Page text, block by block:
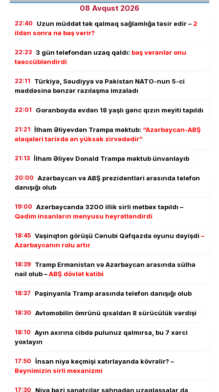
08 Avqust 2026
22:40 Uzun müddət tək qalmaq sağlamlığa təsir edir – 2
ildən sonra nə baş verir?
22:23 3 gün telefondan uzaq qaldı: baş verənlər onu
təəccübləndirdi
22:11
Türkiyə, Səudiyyə və Pakistan NATO-nun 5-ci
maddəsinə bənzər razılaşma imzaladı
22:01 Goranboyda evdən 18 yaşlı gənc qızın meyiti tapıldı
21:21 İlham Əliyevdən Trampa məktub: “Azərbaycan-ABŞ
əlaqələri tarixdə ən yüksək zirvədədir”
21:13 İlham Əliyev Donald Trampa məktub ünvanlayıb
20:00 Azərbaycan və ABŞ prezidentləri arasında telefon
danışığı olub
19:00 Azərbaycanda 3200 illik sirli mətbəx tapıldı –
Qədim insanların menyusu heyrətləndirdi
18:45 Vaşinqton görüşü Cənubi Qafqazda oyunu dəyişdi –
Azərbaycanın rolu artır
18:39 Tramp Ermənistan və Azərbaycan arasında sülhə
nail olub –ABŞ dövlət katibi
18:37 Paşinyanla Tramp arasında telefon danışığı olub
18:30 Avtomobilin ömrünü qısaldan 8 sürücülük vərdişi
18:10 Ayın axırına cibdə pulunuz qalmırsa, bu 7 xərci
yoxlayın
17:50 İnsan niyə keçmişi xatırlayanda kövrəlir? –
Beynimizin sirli mexanizmi
17:30 Niyə bəzi sənətçilər səhnədən uzaqlaşsalar da